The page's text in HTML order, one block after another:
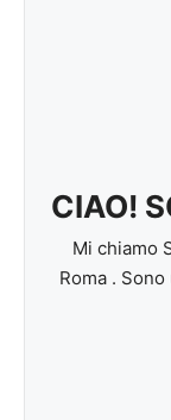
CIAO!
Mi chiamo
Roma .